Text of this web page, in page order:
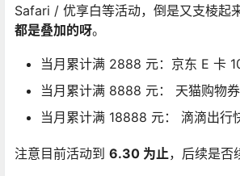
Safari / 优享白等活动，倒是又支棱起来
都是叠加的呀。
当月累计满 2888 元：京东 E 卡
当月累计满 8888 元： 天猫购物
当月累计满 18888 元： 滴滴出
注意目前活动到 6.30 为止，后续是否